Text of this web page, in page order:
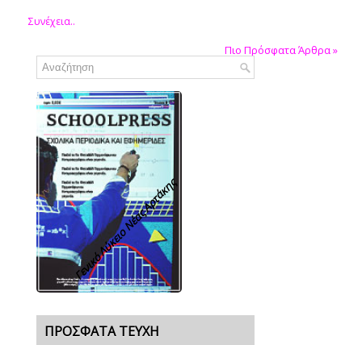
Συνέχεια..
Πιο Πρόσφατα Άρθρα»
Γενικό Λύκειο Νέας Αρτάκης
ΠΡΌΣΦΑΤΑ ΤΕΎΧΗ